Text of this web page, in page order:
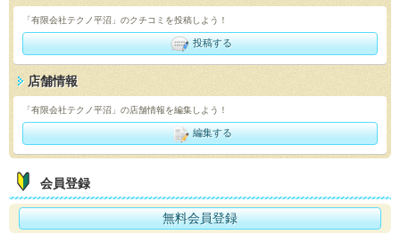
「有限会社テクノ平沼」のクチコミを投稿しよう！
投稿する
店舗情報
「有限会社テクノ平沼」の店舗情報を編集しよう！
編集する
会員登録
無料会員登録